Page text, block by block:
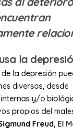
la
la depresión
diversos, desde
y/o
propios del
Freud, El